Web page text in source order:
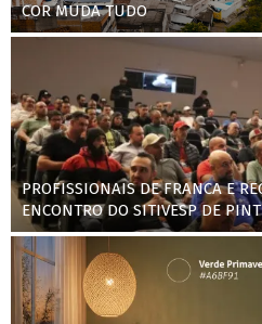
COR MUDA TUDO
PROFISSIONAIS DE FRANCA E
ENCONTRO DO SITIVESP DE